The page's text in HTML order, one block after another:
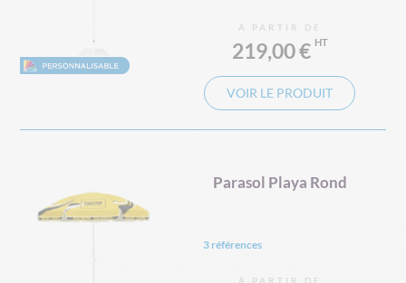
À PARTIR DE
219,00 €
VOIR LE PRODUIT
Parasol Playa Rond
3 références
À PARTIR DE